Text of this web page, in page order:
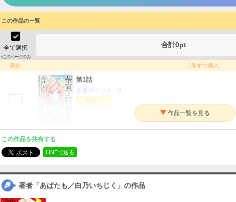
掲載誌
出版社
この作品の一覧
全て選択
※このページのみ
合計0pt
選択 1巻ずつ購入
第1話
必要ポイント： 0
必要ポイント：
この作品を共有する
LINEで送る
著者「あばたも／白乃いちじく」の作品